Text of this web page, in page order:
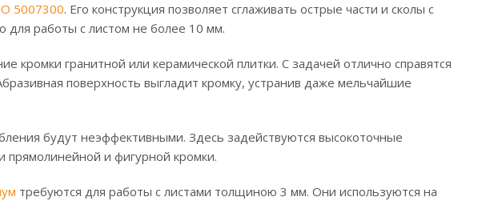
5007300. Его конструкция позволяет сглаживать острые части и сколы с
для работы с листом не более 10 мм.
кромки гранитной или керамической плитки. С задачей отлично справятся
поверхность выгладит кромку, устранив даже мельчайшие
будут неэффективными. Здесь задействуются высокоточные
и фигурной кромки.
требуются для работы с листами толщиною 3 мм. Они используются на